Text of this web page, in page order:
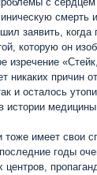
смерть
заявить,
которую он
изречение
никаких причин
и осталось
истории
имеет свои
годы
центров,